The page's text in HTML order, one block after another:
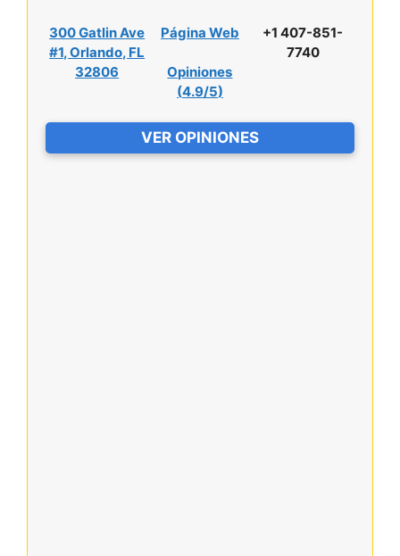
300 Gatlin Ave
#1, Orlando, FL
32806
Página Web
Opiniones
(4.9/5)
+1 407-851-
7740
VER OPINIONES